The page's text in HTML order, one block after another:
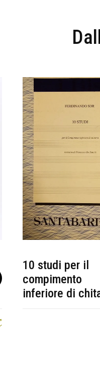
10 studi per il
compimento
inferiore di